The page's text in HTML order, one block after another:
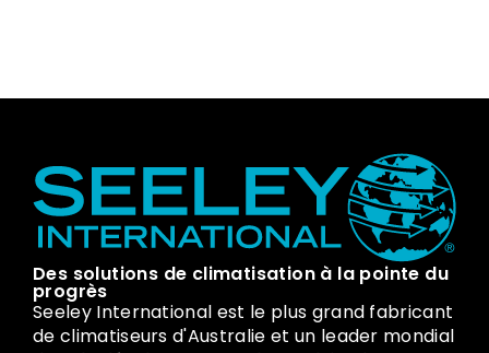
Des solutions de climatisation à la pointe du
progrès
Seeley International est le plus grand fabricant
de climatiseurs d'Australie et un leader mondial